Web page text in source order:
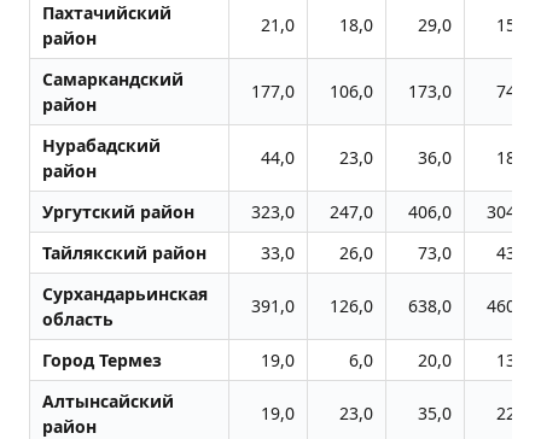
Пахтачийский
район
21,0 18,0 29,0 15,0
Самаркандский
район
177,0 106,0 173,0 74,0
Нурабадский
район
44,0 23,0 36,0 18,0
Ургутский район 323,0 247,0 406,0
304,0
Тайлякский район
33,0 26,0 73,0
43,0
Сурхандарьинская
область
391,0 126,0 638,0 460,0
Город Термез 19,0 6,0 20,0
13,0
Алтынсайский
район
19,0 23,0 35,0 22,0